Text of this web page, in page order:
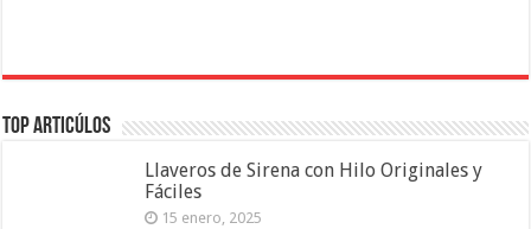
Top Articúlos
Llaveros de Sirena con Hilo Originales y
Fáciles
15 enero, 2025